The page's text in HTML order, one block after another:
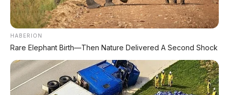
⚡ 3,9 Detik ke 100 Km/Jam:
Bukan Sekadar "Mobil
Pejabat" Lagi
Angka akselerasi 3,9 detik adalah sesuatu yang
sulit dicerna untuk mobil yang identik dengan
kemewahan. Ini lebih cepat dari Porsche Panamera
HABERION
Rare Elephant Birth—Then Nature Delivered A Second Shock